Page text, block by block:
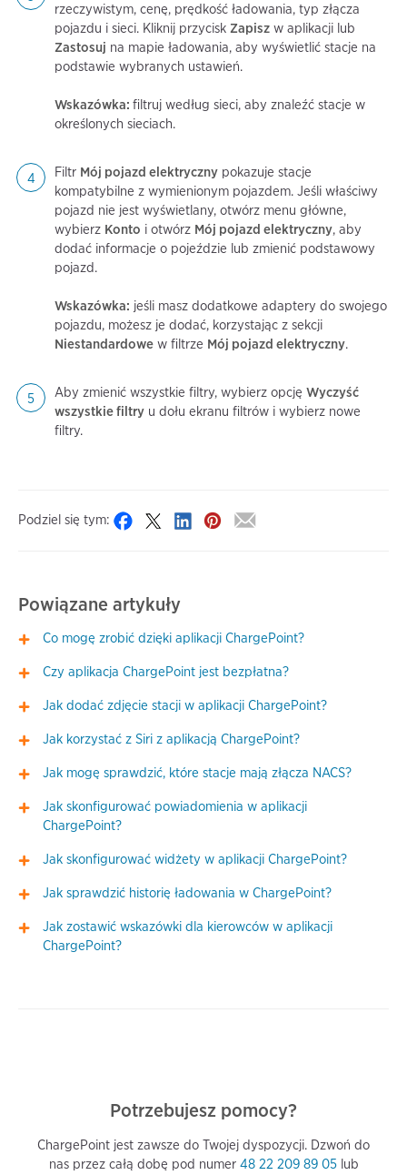
rzeczywistym, cenę, prędkość ładowania, typ złącza
pojazdu i sieci. Kliknij przycisk Zapisz w aplikacji lub
Zastosuj na mapie ładowania, aby wyświetlić stacje na
podstawie wybranych ustawień.
Wskazówka: filtruj według sieci, aby znaleźć stacje w
określonych sieciach.
Filtr Mój pojazd elektryczny pokazuje stacje
kompatybilne z wymienionym pojazdem. Jeśli właściwy
pojazd nie jest wyświetlany, otwórz menu główne,
wybierz Konto i otwórz Mój pojazd elektryczny, aby
dodać informacje o pojeździe lub zmienić podstawowy
pojazd.
Wskazówka: jeśli masz dodatkowe adaptery do swojego
pojazdu, możesz je dodać, korzystając z sekcji
Niestandardowe w filtrze Mój pojazd elektryczny.
Aby zmienić wszystkie filtry, wybierz opcję Wyczyść
wszystkie filtry u dołu ekranu filtrów i wybierz nowe
filtry.
Podziel się tym:
Powiązane artykuły
Co mogę zrobić dzięki aplikacji ChargePoint?
Czy aplikacja ChargePoint jest bezpłatna?
Jak dodać zdjęcie stacji w aplikacji ChargePoint?
Jak korzystać z Siri z aplikacją ChargePoint?
Jak mogę sprawdzić, które stacje mają złącza NACS?
Jak skonfigurować powiadomienia w aplikacji
ChargePoint?
Jak skonfigurować widżety w aplikacji ChargePoint?
Jak sprawdzić historię ładowania w ChargePoint?
Jak zostawić wskazówki dla kierowców w aplikacji
ChargePoint?
Potrzebujesz pomocy?
ChargePoint jest zawsze do Twojej dyspozycji. Dzwoń do
nas przez całą dobę pod numer 48 22 209 89 05lub